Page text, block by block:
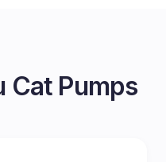
Cat Pumps